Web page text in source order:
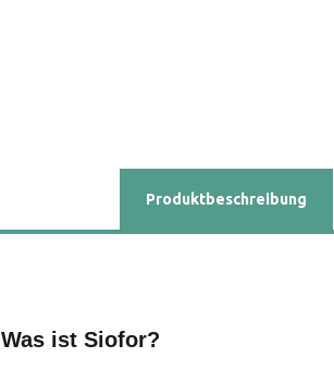
Produktbeschreibung
Was ist Siofor?